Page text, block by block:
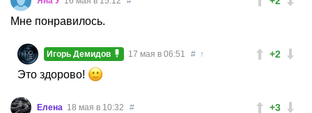
Мне понравилось.
+2
Игорь Демидов 17 мая в 06:51 # ↑
Это здорово!
+3
Елена 18 мая в 10:32 #